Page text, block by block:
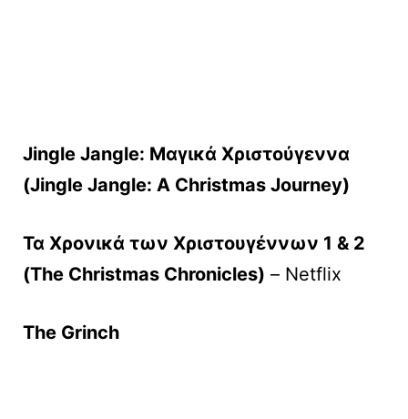
Jingle Jangle: Μαγικά Χριστούγεννα
(Jingle Jangle: A Christmas Journey)
Τα Χρονικά των Χριστουγέννων 1 & 2
(The Christmas Chronicles) – Netflix
The Grinch